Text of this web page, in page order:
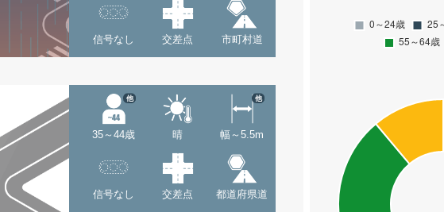
信号なし 交差点 市町村道
35～44歳
他
晴 幅～5.5m
他
信号なし 交差点 都道府県道